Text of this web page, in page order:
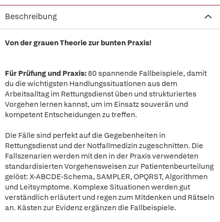
Beschreibung
Von der grauen Theorie zur bunten Praxis!
Für Prüfung und Praxis:80 spannende Fallbeispiele, damit
du die wichtigsten Handlungssituationen aus dem
Arbeitsalltag im Rettungsdienst üben und strukturiertes
Vorgehen lernen kannst, um im Einsatz souverän und
kompetent Entscheidungen zu treffen.
Die Fälle sind perfekt auf die Gegebenheiten in
Rettungsdienst und der Notfallmedizin zugeschnitten. Die
Fallszenarien werden mit den in der Praxis verwendeten
standardisierten Vorgehensweisen zur Patientenbeurteilung
gelöst: X-ABCDE-Schema, SAMPLER, OPQRST, Algorithmen
und Leitsymptome. Komplexe Situationen werden gut
verständlich erläutert und regen zum Mitdenken und Rätseln
an. Kästen zur Evidenz ergänzen die Fallbeispiele.